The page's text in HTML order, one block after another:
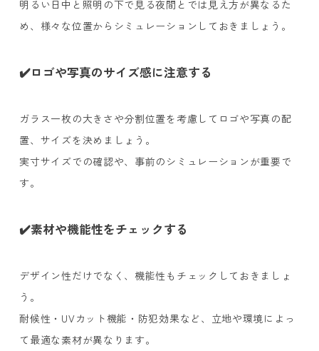
明るい日中と照明の下で見る夜間とでは見え方が異なるた
め、様々な位置からシミュレーションしておきましょう。
✔️ロゴや写真のサイズ感に注意する
ガラス一枚の大きさや分割位置を考慮してロゴや写真の配
置、サイズを決めましょう。
実寸サイズでの確認や、事前のシミュレーションが重要で
す。
✔️素材や機能性をチェックする
デザイン性だけでなく、機能性もチェックしておきましょ
う。
耐候性・UVカット機能・防犯効果など、立地や環境によっ
て最適な素材が異なります。